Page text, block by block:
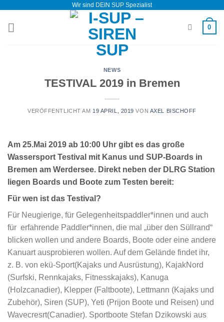
springen
Wir sind DEIN SUP Spezialist
0
NEWS
TESTIVAL 2019 in Bremen
VERÖFFENTLICHT AM 19 APRIL, 2019 VON AXEL BISCHOFF
Am 25.Mai 2019 ab 10:00 Uhr gibt es das große
Wassersport Testival mit Kanus und SUP-Boards in
Bremen am Werdersee. Direkt neben der DLRG Station
liegen Boards und Boote zum Testen bereit:
Für wen ist das Testival?
Für Neugierige, für Gelegenheitspaddler*innen und auch
für erfahrende Paddler*innen, die mal „über den Süllrand“
blicken wollen und andere Boards, Boote oder eine andere
Kanuart ausprobieren wollen. Auf dem Gelände findet ihr,
z. B. von ekü-Sport(Kajaks und Ausrüstung), KajakNord
(Surfski, Rennkajaks, Fitnesskajaks), Kanuga
(Holzcanadier), Klepper (Faltboote), Lettmann (Kajaks und
Zubehör), Siren (SUP), Yeti (Prijon Boote und Reisen) und
Wavecresrt(Canadier). Sportboote Stefan Dzikowski aus